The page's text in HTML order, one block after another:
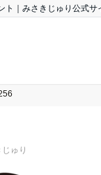
ト｜みさきじゅり公式サ
ゅり